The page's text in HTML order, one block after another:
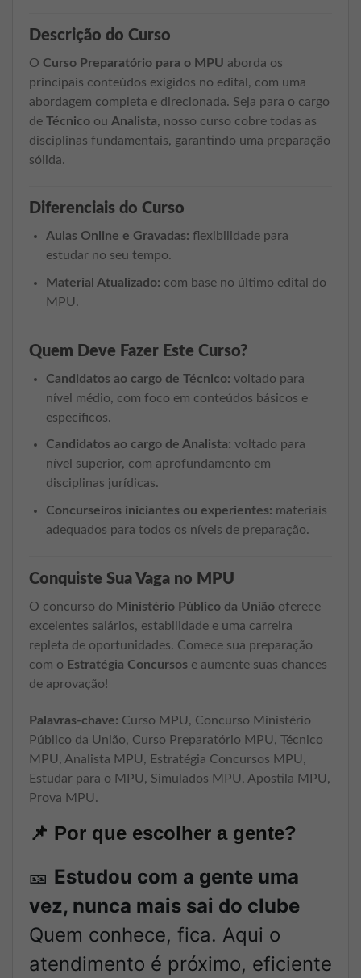
Descrição do Curso
O Curso Preparatório para o MPU aborda os
principais conteúdos exigidos no edital, com uma
abordagem completa e direcionada. Seja para o cargo
de Técnico ou Analista, nosso curso cobre todas as
disciplinas fundamentais, garantindo uma preparação
sólida.
Diferenciais do Curso
Aulas Online e Gravadas: flexibilidade para
estudar no seu tempo.
Material Atualizado: com base no último edital do
MPU.
Quem Deve Fazer Este Curso?
Candidatos ao cargo de Técnico: voltado para
nível médio, com foco em conteúdos básicos e
específicos.
Candidatos ao cargo de Analista: voltado para
nível superior, com aprofundamento em
disciplinas jurídicas.
Concurseiros iniciantes ou experientes: materiais
adequados para todos os níveis de preparação.
Conquiste Sua Vaga no MPU
O concurso do Ministério Público da União oferece
excelentes salários, estabilidade e uma carreira
repleta de oportunidades. Comece sua preparação
com o Estratégia Concursos e aumente suas chances
de aprovação!
Palavras-chave: Curso MPU, Concurso Ministério
Público da União, Curso Preparatório MPU, Técnico
MPU, Analista MPU, Estratégia Concursos MPU,
Estudar para o MPU, Simulados MPU, Apostila MPU,
Prova MPU.
📌 Por que escolher a gente?
🎫 Estudou com a gente uma
vez, nunca mais sai do clube
Quem conhece, fica. Aqui o
atendimento é próximo, eficiente